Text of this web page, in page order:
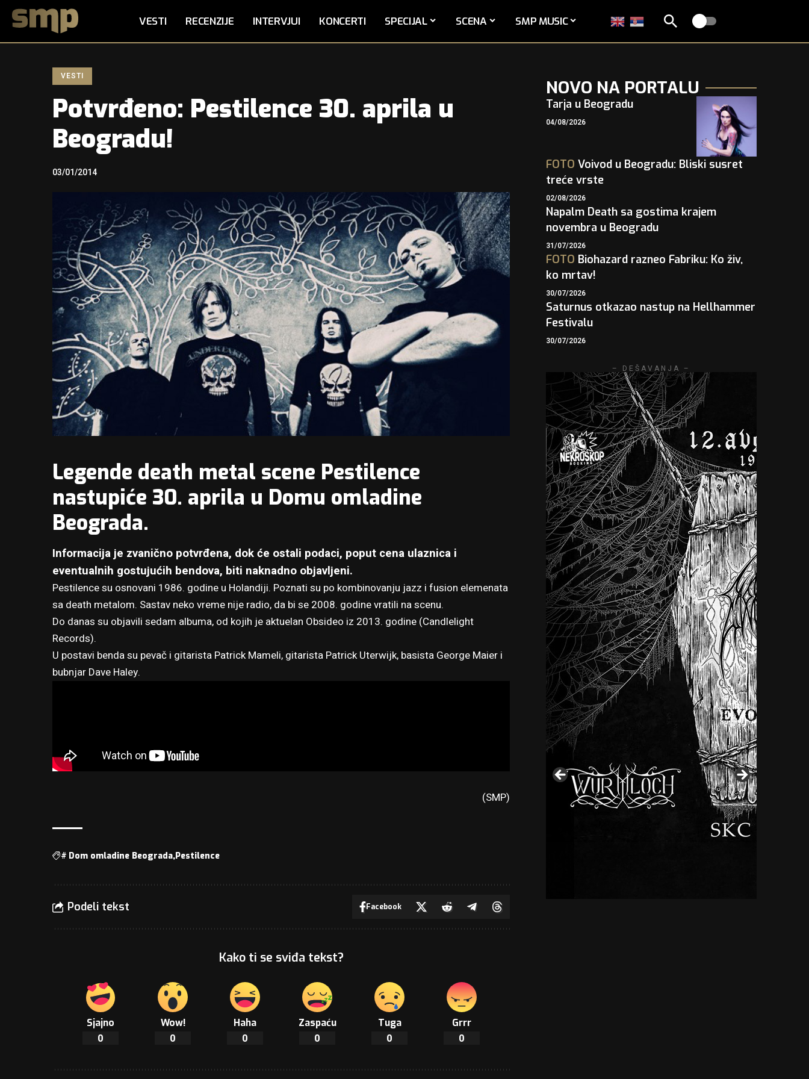
VESTI RECENZIJE INTERVJUI KONCERTI SPECIJAL SCENA SMP MUSIC
VESTI
Potvrđeno: Pestilence 30. aprila u
Beogradu!
03/01/2014
Legende death metal scene Pestilence
nastupiće 30. aprila u Domu omladine
Beograda.
Informacija je zvanično potvrđena, dok će ostali podaci, poput cena ulaznica i
eventualnih gostujućih bendova, biti naknadno objavljeni.
Pestilencesu osnovani 1986. godine u Holandiji. Poznati su po kombinovanju jazz i fusion elemenata
sa death metalom. Sastav neko vreme nije radio, da bi se 2008. godine vratili na scenu.
Do danas su objavili sedam albuma, od kojih je aktuelan Obsideo iz 2013. godine (Candlelight
Records).
U postavi benda su pevač i gitarista Patrick Mameli, gitarista Patrick Uterwijk, basista George Maier i
bubnjar Dave Haley.
(SMP)
# Dom omladine Beograda Pestilence
Podeli tekst Facebook
Kako ti se sviđa tekst?
Sjajno
0
Wow!
0
Haha
0
Zaspaću
0
Tuga
0
Grrr
0
NOVO NA PORTALU
Tarja u Beogradu
04/08/2026
FOTO Voivod u Beogradu: Bliski susret
treće vrste
02/08/2026
Napalm Death sa gostima krajem
novembra u Beogradu
31/07/2026
FOTO Biohazard razneo Fabriku: Ko živ,
ko mrtav!
30/07/2026
Saturnus otkazao nastup na Hellhammer
Festivalu
30/07/2026
– DEŠAVANJA –